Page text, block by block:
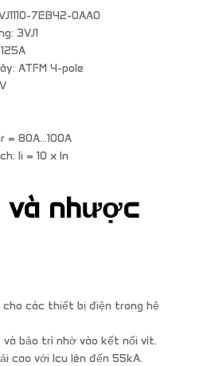
7EB42-0AA0
3VJ1
ATFM 4-pole
= 80A...100A
Ii = 10 x In
và nhược
cho các thiết bị điện trong hệ
và bảo trì nhờ vào kết nối vít.
cao với Icu lên đến 55kA.